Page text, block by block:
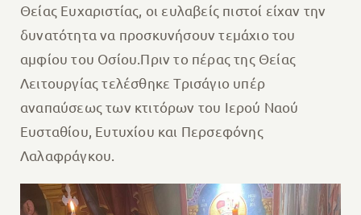
Θείας Ευχαριστίας, οι ευλαβείς πιστοί είχαν την
δυνατότητα να προσκυνήσουν τεμάχιο του
αμφίου του Οσίου.Πριν το πέρας της Θείας
Λειτουργίας τελέσθηκε Τρισάγιο υπέρ
αναπαύσεως των κτιτόρων του Ιερού Ναού
Ευσταθίου, Ευτυχίου και Περσεφόνης
Λαλαφράγκου.